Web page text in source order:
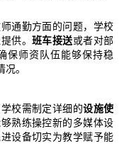
通勤方面的问题，学校
供。 班车接送或者对部
保师资队伍能够保持稳
。
校需制定详细的设施使
熟练操控新的多媒体设
设备切实为教学赋予能